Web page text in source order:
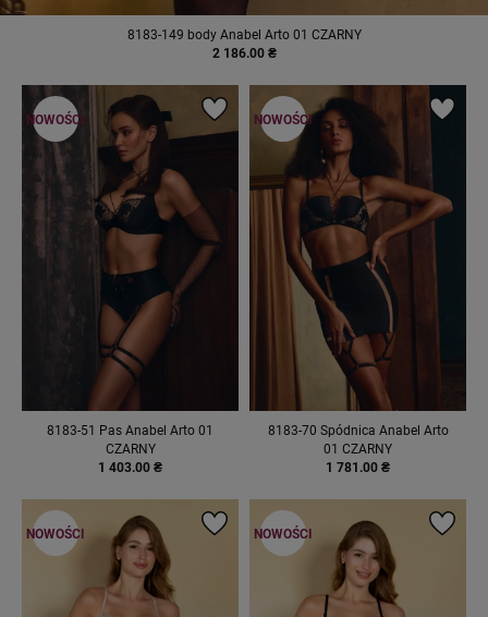
8183-149 body Anabel Arto 01 CZARNY
2 186.00 ₴
8183-51 Pas Anabel Arto 01
CZARNY
1 403.00 ₴
NOWOŚCI
8183-70 Spódnica Anabel Arto
01 CZARNY
1 781.00 ₴
NOWOŚCI
NOWOŚCI NOWOŚCI